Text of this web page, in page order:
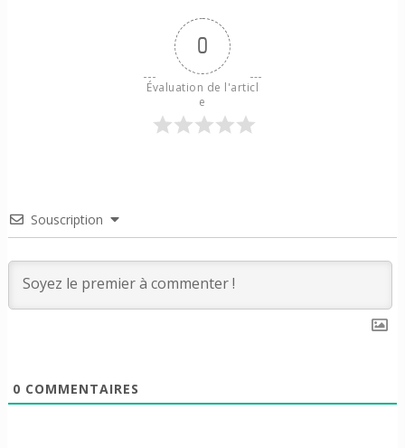
0
Évaluation de l'articl
e
Souscription
0 COMMENTAIRES